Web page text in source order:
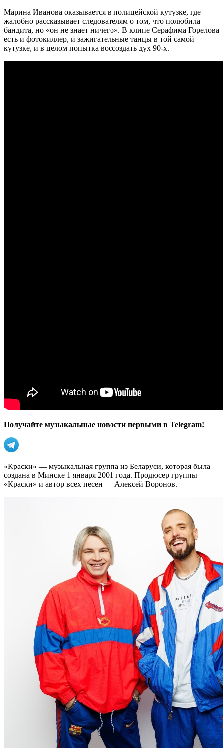
Марина Иванова оказывается в полицейской кутузке, где
жалобно рассказывает следователям о том, что полюбила
бандита, но «он не знает ничего». В клипе Серафима Горелова
есть и фотокиллер, и зажигательные танцы в той самой
кутузке, и в целом попытка воссоздать дух 90-х.
Получайте музыкальные новости первыми в Telegram!
«Краски» — музыкальная группа из Беларуси, которая была
создана в Минске 1 января 2001 года. Продюсер группы
«Краски» и автор всех песен — Алексей Воронов.